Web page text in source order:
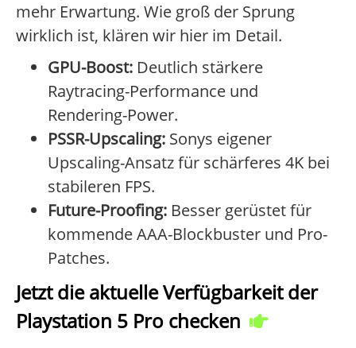
mehr Erwartung. Wie groß der Sprung
wirklich ist, klären wir hier im Detail.
GPU-Boost: Deutlich stärkere
Raytracing-Performance und
Rendering-Power.
PSSR-Upscaling: Sonys eigener
Upscaling-Ansatz für schärferes 4K bei
stabileren FPS.
Future-Proofing: Besser gerüstet für
kommende AAA-Blockbuster und Pro-
Patches.
Jetzt die aktuelle Verfügbarkeit der
Playstation 5 Pro checken